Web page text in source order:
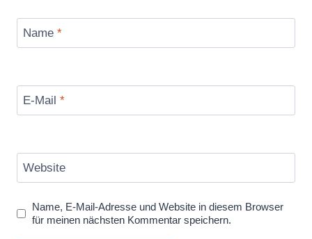
Name *
E-Mail *
Website
Name, E-Mail-Adresse und Website in diesem Browser
für meinen nächsten Kommentar speichern.